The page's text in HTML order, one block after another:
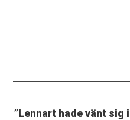
”Lennart hade vänt sig